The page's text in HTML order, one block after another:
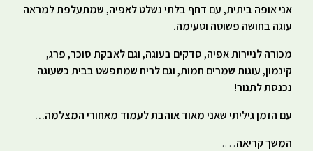
אני אופה ביתית, עם דחף בלתי נשלט לאפיה, שמתעלפת למראה
עוגה בחושה פשוטה וטעימה.
מכורה לניירות אפיה, סדקים בעוגה, וגם לאבקת סוכר, פרג,
קינמון, עוגות שמרים חמות, וגם לריח שמתפשט בבית כשעוגה
נכנסת לתנור!
עם הזמן גיליתי שאני מאוד אוהבת לעמוד מאחורי המצלמה…
המשך קריאה….